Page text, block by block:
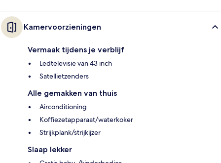
Kamervoorzieningen
Vermaak tijdens je verblijf
Ledtelevisie van 43 inch
Satellietzenders
Alle gemakken van thuis
Airconditioning
Koffiezetapparaat/waterkoker
Strijkplank/strijkijzer
Slaap lekker